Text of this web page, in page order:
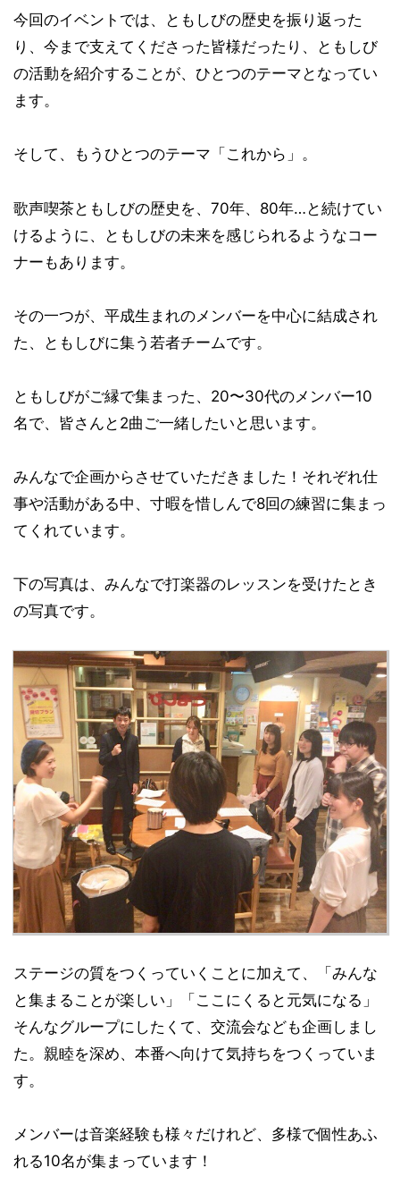
今回のイベントでは、ともしびの歴史を振り返った
り、今まで支えてくださった皆様だったり、ともしび
の活動を紹介することが、ひとつのテーマとなってい
ます。
そして、もうひとつのテーマ「これから」。
歌声喫茶ともしびの歴史を、70年、80年…と続けてい
けるように、ともしびの未来を感じられるようなコー
ナーもあります。
その一つが、平成生まれのメンバーを中心に結成され
た、ともしびに集う若者チームです。
ともしびがご縁で集まった、20〜30代のメンバー10
名で、皆さんと2曲ご一緒したいと思います。
みんなで企画からさせていただきました！それぞれ仕
事や活動がある中、寸暇を惜しんで8回の練習に集まっ
てくれています。
下の写真は、みんなで打楽器のレッスンを受けたとき
の写真です。
ステージの質をつくっていくことに加えて、「みんな
と集まることが楽しい」「ここにくると元気になる」
そんなグループにしたくて、交流会なども企画しまし
た。親睦を深め、本番へ向けて気持ちをつくっていま
す。
メンバーは音楽経験も様々だけれど、多様で個性あふ
れる10名が集まっています！